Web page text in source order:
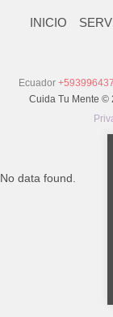
INICIO
Ecuador
Cuida Tu Mente ©
No data found.